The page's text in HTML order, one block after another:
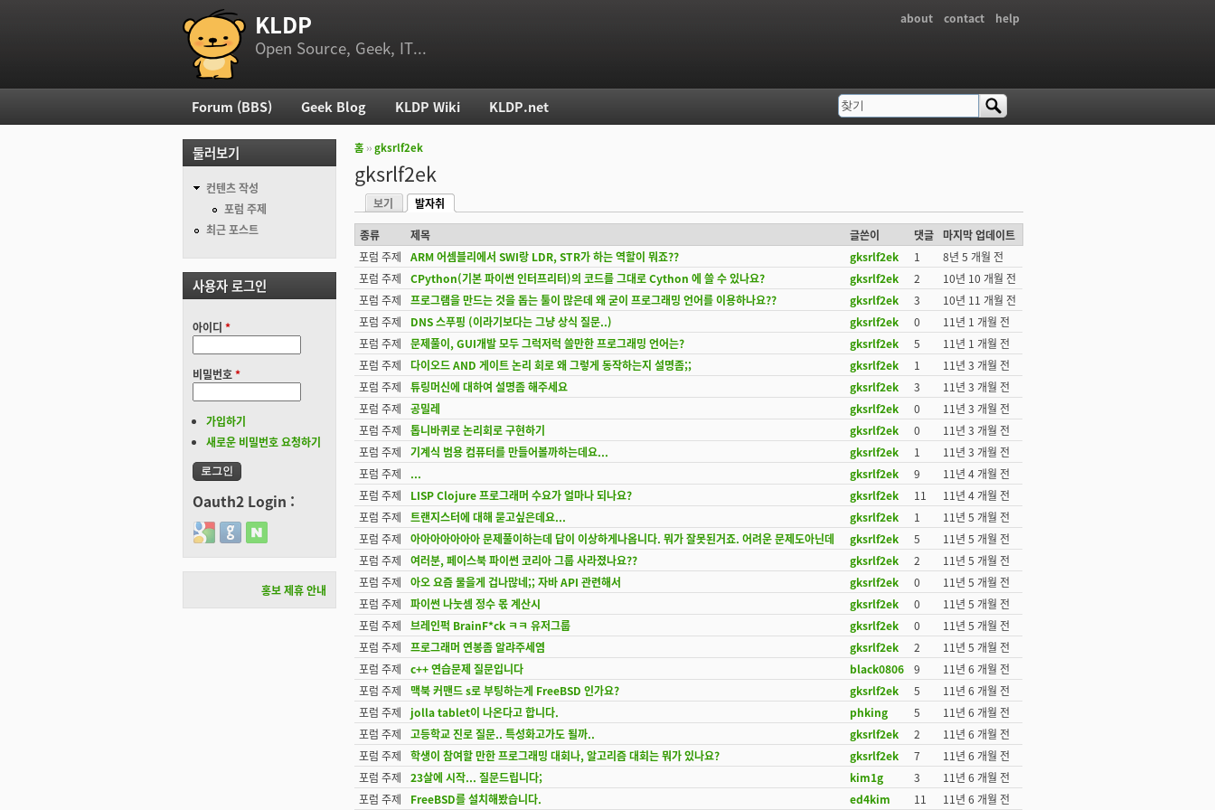
부 메뉴
about contact help
KLDP
Open Source, Geek, IT...
현재 위치
홈 ››gksrlf2ek
gksrlf2ek
기본탭
보기
발자취
(활성탭)
종류
제목 글쓴이 댓글 마지막 업데이트
포럼 주제
ARM 어셈블리에서 SWI랑 LDR, STR가 하는 역할이 뭐죠?? gksrlf2ek 1
8년 5 개월 전
포럼 주제
CPython(기본 파이썬 인터프리터)의 코드를 그대로 Cython 에 쓸 수 있나요? gksrlf2ek 2
10년 10 개월 전
포럼 주제
프로그램을 만드는 것을 돕는 툴이 많은데 왜 굳이 프로그래밍 언어를 이용하나요?? gksrlf2ek 3
10년 11 개월 전
포럼 주제
DNS 스푸핑 (이라기보다는 그냥 상식 질문..) gksrlf2ek 0
11년 1 개월 전
포럼 주제
문제풀이, GUI개발 모두 그럭저럭 쓸만한 프로그래밍 언어는? gksrlf2ek 5
11년 1 개월 전
포럼 주제
다이오드 AND 게이트 논리 회로 왜 그렇게 동작하는지 설명좀;; gksrlf2ek 1
11년 3 개월 전
포럼 주제
튜링머신에 대하여 설명좀 해주세요 gksrlf2ek 3
11년 3 개월 전
포럼 주제
공밀레 gksrlf2ek 0
11년 3 개월 전
포럼 주제
톱니바퀴로 논리회로 구현하기 gksrlf2ek 0
11년 3 개월 전
포럼 주제
기계식 범용 컴퓨터를 만들어볼까하는데요... gksrlf2ek 1
11년 3 개월 전
포럼 주제
... gksrlf2ek 9
11년 4 개월 전
포럼 주제
LISP Clojure 프로그래머 수요가 얼마나 되나요? gksrlf2ek 11
11년 4 개월 전
포럼 주제
트랜지스터에 대해 묻고싶은데요... gksrlf2ek 1
11년 5 개월 전
포럼 주제
아아아아아아아 문제풀이하는데 답이 이상하게나옵니다. 뭐가 잘못된거죠. 어려운 문제도아닌데 gksrlf2ek 5
11년 5 개월 전
포럼 주제
여러분, 페이스북 파이썬 코리아 그룹 사라졌나요?? gksrlf2ek 2
11년 5 개월 전
포럼 주제
아오 요즘 물을게 겁나많네;; 자바 API 관련해서 gksrlf2ek 0
11년 5 개월 전
포럼 주제
파이썬 나눗셈 정수 몫 계산시 gksrlf2ek 0
11년 5 개월 전
포럼 주제
브레인퍽 BrainF*ck ㅋㅋ 유저그룹 gksrlf2ek 0
11년 5 개월 전
포럼 주제
프로그래머 연봉좀 알랴주세염 gksrlf2ek 2
11년 5 개월 전
포럼 주제
c++ 연습문제 질문입니다 black0806 9
11년 6 개월 전
포럼 주제
맥북 커맨드 s로 부팅하는게 FreeBSD 인가요? gksrlf2ek 5
11년 6 개월 전
포럼 주제
jolla tablet이 나온다고 합니다. phking 5
11년 6 개월 전
포럼 주제
고등학교 진로 질문.. 특성화고가도 될까.. gksrlf2ek 2
11년 6 개월 전
포럼 주제
학생이 참여할 만한 프로그래밍 대회나, 알고리즘 대회는 뭐가 있나요? gksrlf2ek 7
11년 6 개월 전
포럼 주제
23살에 시작... 질문드립니다; kim1g 3
11년 6 개월 전
포럼 주제
FreeBSD를 설치해봤습니다. ed4kim 11 11년 6 개월 전
주 메뉴
Forum (BBS) Geek Blog KLDP Wiki KLDP.net 검색 폼
찾기
둘러보기
컨텐츠 작성
포럼 주제
최근 포스트
사용자 로그인
아이디 *
비밀번호*
가입하기
새로운 비밀번호 요청하기
Oauth2 Login :
Login with Google
Login with GitHub
Login with Naver
홍보 제휴 안내